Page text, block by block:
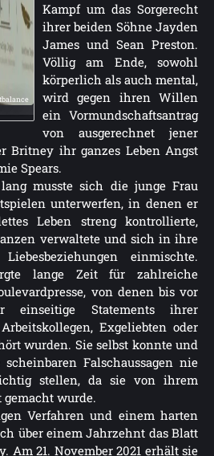
Kampf um das Sorgerecht
ihrer beiden Söhne Jayden
James und Sean Preston.
Völlig am Ende, sowohl
körperlich als auch mental,
wird gegen ihren Willen
ein Vormundschaftsantrag
von ausgerechnet jener
Britney ihr ganzes Leben Angst
Spears.
musste sich die junge Frau
unterwerfen, in denen er
Leben streng kontrollierte,
verwaltete und sich in ihre
einmischte.
lange Zeit für zahlreiche
von denen bis vor
einseitige Statements ihrer
Exgeliebten oder
wurden. Sie selbst konnte und
Falschaussagen nie
stellen, da sie von ihrem
wurde.
Verfahren und einem harten
über einem Jahrzehnt das Blatt
Am 21. November 2021 erhält sie